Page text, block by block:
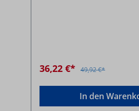
36,22 €* 49,92 €*
In den